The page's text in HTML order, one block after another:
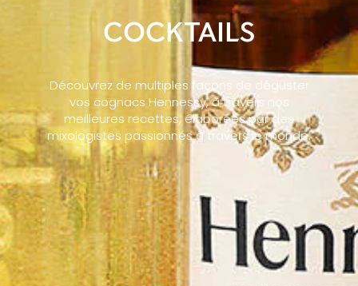
COCKTAILS
Découvrez de multiples façons de déguster
vos cognacs Hennessy, à travers nos
meilleures recettes, élaborées par des
mixologistes passionnés à travers le monde.